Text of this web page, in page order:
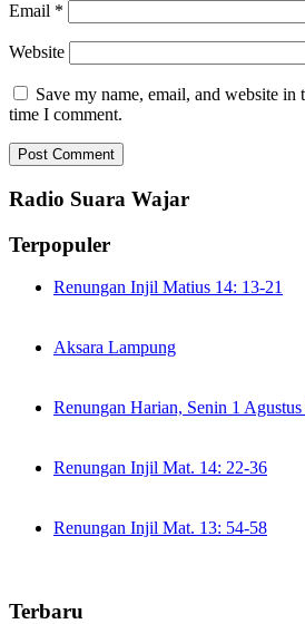
Email *
Website
Save my name, email, and website
time I comment.
Radio Suara Wajar
Terpopuler
Renungan Injil Matius 14: 13-21
Aksara Lampung
Renungan Harian, Senin 1
Renungan Injil Mat. 14: 22-36
Renungan Injil Mat. 13: 54-58
Terbaru